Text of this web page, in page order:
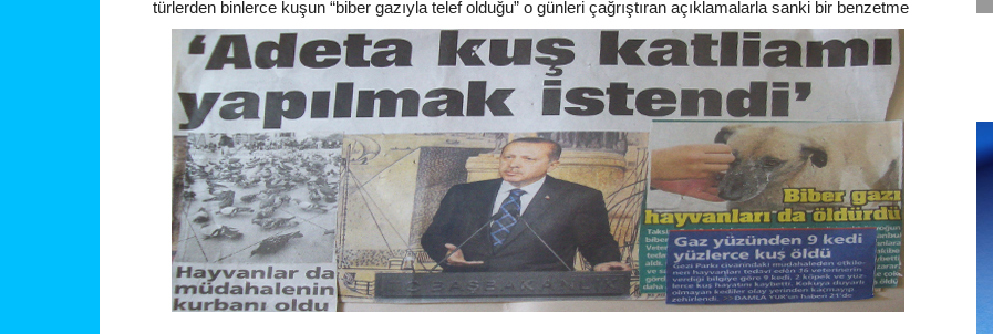
türlerden binlerce kuşun “biber gazıyla telef olduğu” o günleri çağrıştıran açıklamalarla sanki bir benzetme